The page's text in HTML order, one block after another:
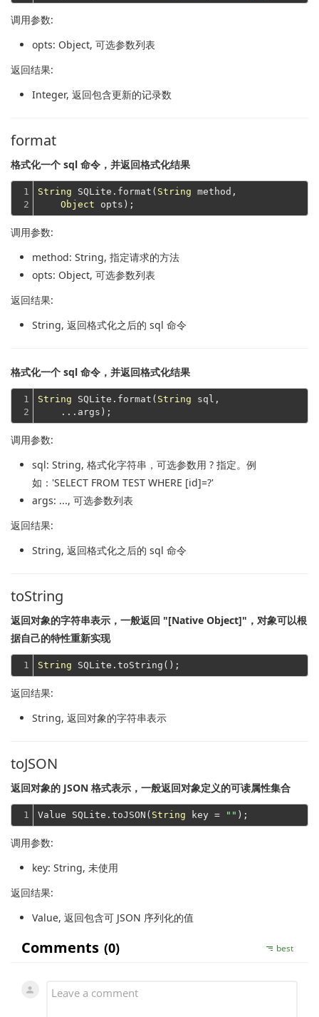
调用参数:
opts: Object, 可选参数列表
返回结果:
Integer, 返回包含更新的记录数
format
格式化一个 sql 命令，并返回格式化结果
1
2
String SQLite.format( String method,
Object
调用参数:
method: String, 指定请求的方法
opts: Object, 可选参数列表
返回结果:
String, 返回格式化之后的 sql 命令
格式化一个 sql 命令，并返回格式化结果
1
2
String SQLite.format( String sql,
调用参数:
sql: String, 格式化字符串，可选参数用 ? 指定。例
如：'SELECT FROM TEST WHERE [id]=?'
args: ..., 可选参数列表
返回结果:
String, 返回格式化之后的 sql 命令
toString
返回对象的字符串表示，一般返回 "[Native Object]"，对象可以根
据自己的特性重新实现
1 String
返回结果:
String, 返回对象的字符串表示
toJSON
返回对象的 JSON 格式表示，一般返回对象定义的可读属性集合
1 Value SQLite.toJSON( String key = ""
调用参数:
key: String, 未使用
返回结果:
Value, 返回包含可 JSON 序列化的值